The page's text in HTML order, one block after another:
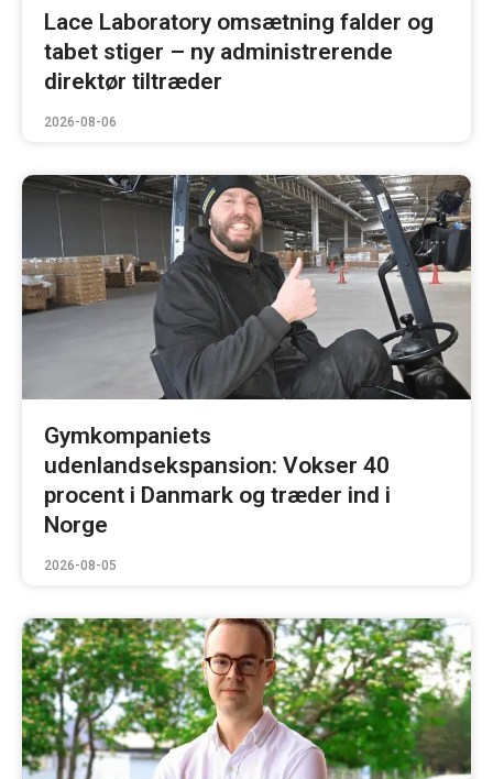
Lace Laboratory omsætning falder og
tabet stiger – ny administrerende
direktør tiltræder
2026-08-06
Gymkompaniets
udenlandsekspansion: Vokser 40
procent i Danmark og træder ind i
Norge
2026-08-05